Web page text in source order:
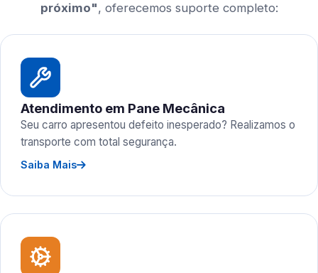
próximo", oferecemos suporte completo:
Atendimento em Pane Mecânica
Seu carro apresentou defeito inesperado? Realizamos o
transporte com total segurança.
Saiba Mais